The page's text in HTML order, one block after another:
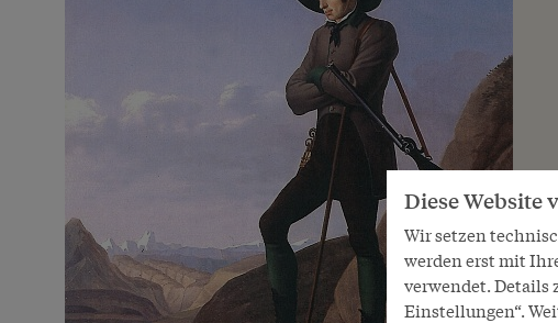
Diese Website
Wir setzen
werden erst mit
verwendet. Details
Einstellungen“.